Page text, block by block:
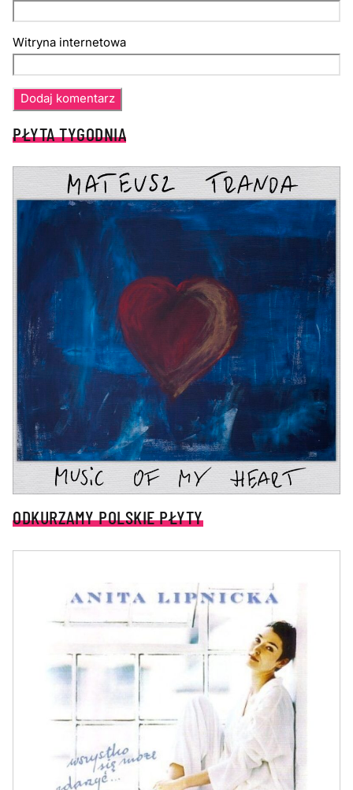
Witryna internetowa
PŁYTA TYGODNIA
ODKURZAMY POLSKIE PŁYTY